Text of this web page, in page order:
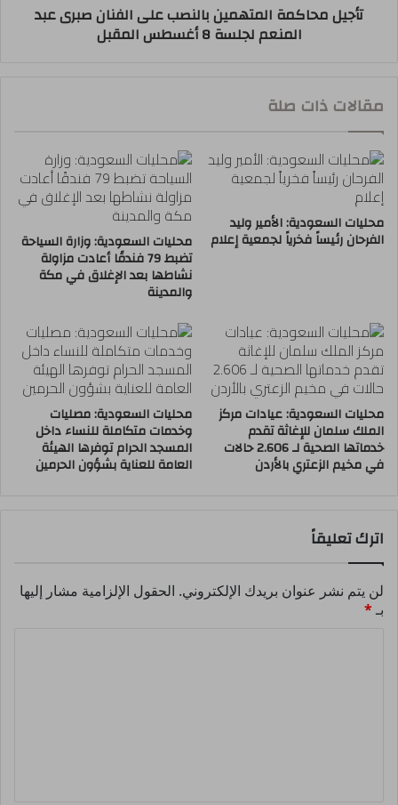
تأجيل محاكمة المتهمين بالنصب على الفنان صبرى عبد
المنعم لجلسة 8 أغسطس المقبل
مقالات ذات صلة
محليات السعودية: الأمير وليد
الفرحان رئيساً فخرياً لجمعية إعلام محليات السعودية: وزارة السياحة
تضبط 79 فندقًا أعادت مزاولة
نشاطها بعد الإغلاق في مكة
والمدينة
محليات السعودية: عيادات مركز
الملك سلمان للإغاثة تقدم
خدماتها الصحية لـ 2.606 حالات
في مخيم الزعتري بالأردن
محليات السعودية: مصليات
وخدمات متكاملة للنساء داخل
المسجد الحرام توفرها الهيئة
العامة للعناية بشؤون الحرمين
اترك تعليقاً
لن يتم نشر عنوان بريدك الإلكتروني. الحقول الإلزامية مشار إليها
بـ*